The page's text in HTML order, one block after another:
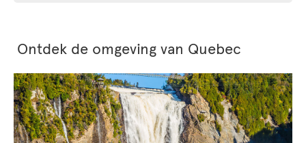
Ontdek de omgeving van Quebec